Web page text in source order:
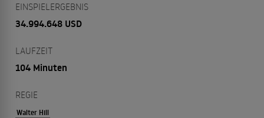
EINSPIELERGEBNIS
34.994.648 USD
LAUFZEIT
104 Minuten
REGIE
Walter Hill